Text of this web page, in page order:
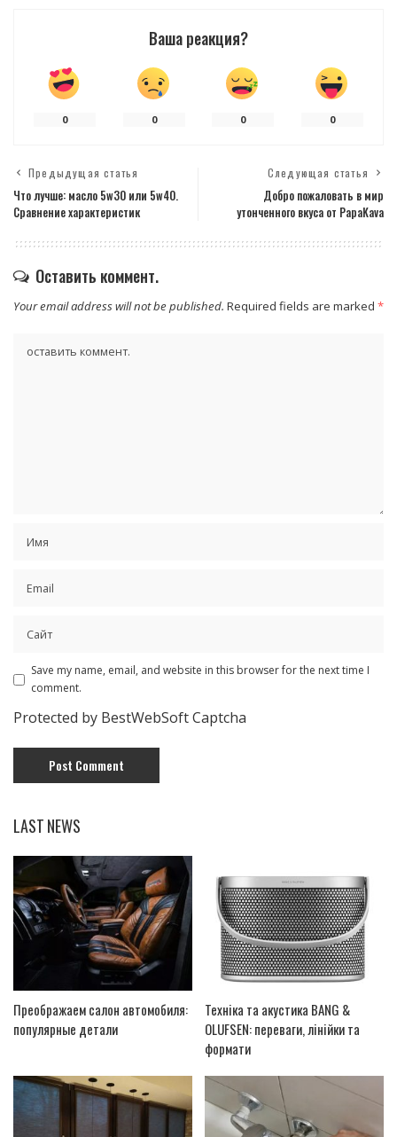
Ваша реакция?
0 0 0 0
Предыдущая статья
Что лучше: масло 5w30 или 5w40.
Сравнение характеристик
Следующая статья
Добро пожаловать в мир
утонченного вкуса от PapaKava
Оставить коммент.
Your email address will not be published. Required fields are marked *
Save my name, email, and website in this browser for the next time I
comment.
Protected by BestWebSoft Captcha
LAST NEWS
Преображаем салон автомобиля:
популярные детали
Техніка та акустика BANG &
OLUFSEN: переваги, лінійки та
формати